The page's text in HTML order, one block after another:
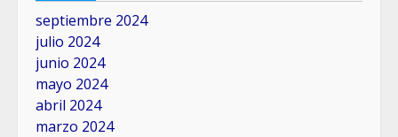
septiembre 2024
julio 2024
junio 2024
mayo 2024
abril 2024
marzo 2024